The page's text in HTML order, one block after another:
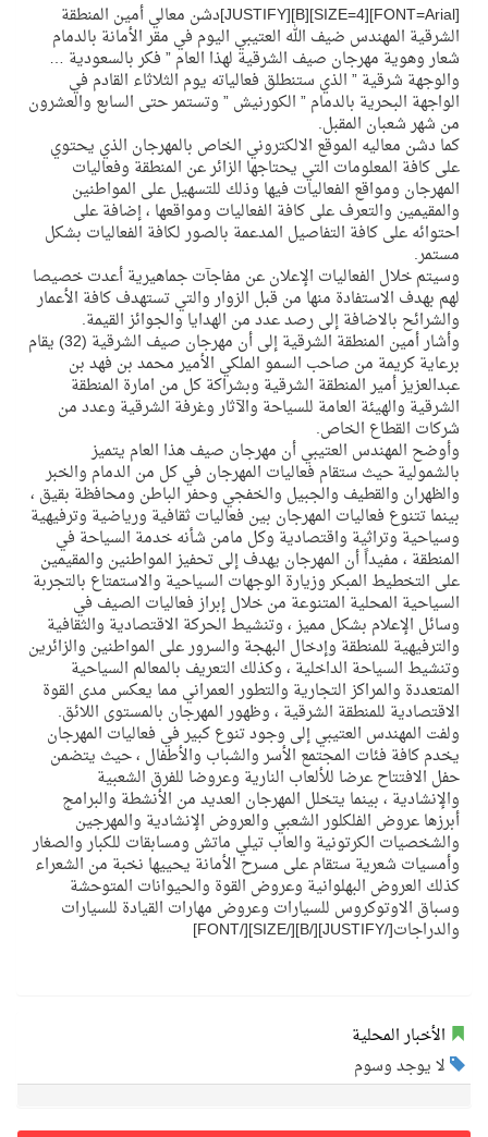
كأس العالم للرياضات الإلكترونية: فريق Karmine Corp الفرنسي بطلًا لبطولة Rocket League
[FONT=Arial][SIZE=4][B][JUSTIFY]دشن معالي أمين المنطقة
الشرقية المهندس ضيف الله العتيبي اليوم في مقر الأمانة بالدمام
شعار وهوية مهرجان صيف الشرقية لهذا العام ” فكر بالسعودية …
والوجهة شرقية ” الذي ستنطلق فعالياته يوم الثلاثاء القادم في
الواجهة البحرية بالدمام ” الكورنيش ” وتستمر حتى السابع والعشرون
من شهر شعبان المقبل.
كما دشن معاليه الموقع الالكتروني الخاص بالمهرجان الذي يحتوي
على كافة المعلومات التي يحتاجها الزائر عن المنطقة وفعاليات
المهرجان ومواقع الفعاليات فيها وذلك للتسهيل على المواطنين
والمقيمين والتعرف على كافة الفعاليات ومواقعها ، إضافة على
احتوائه على كافة التفاصيل المدعمة بالصور لكافة الفعاليات بشكل
مستمر.
وسيتم خلال الفعاليات الإعلان عن مفاجآت جماهيرية أعدت خصيصا
لهم بهدف الاستفادة منها من قبل الزوار والتي تستهدف كافة الأعمار
والشرائح بالاضافة إلى رصد عدد من الهدايا والجوائز القيمة.
وأشار أمين المنطقة الشرقية إلى أن مهرجان صيف الشرقية (32) يقام
برعاية كريمة من صاحب السمو الملكي الأمير محمد بن فهد بن
عبدالعزيز أمير المنطقة الشرقية وبشراكة كل من امارة المنطقة
الشرقية والهيئة العامة للسياحة والآثار وغرفة الشرقية وعدد من
شركات القطاع الخاص.
وأوضح المهندس العتيبي أن مهرجان صيف هذا العام يتميز
بالشمولية حيث ستقام فعاليات المهرجان في كل من الدمام والخبر
والظهران والقطيف والجبيل والخفجي وحفر الباطن ومحافظة بقيق ،
بينما تتنوع فعاليات المهرجان بين فعاليات ثقافية ورياضية وترفيهية
وسياحية وتراثية واقتصادية وكل مامن شأنه خدمة السياحة في
المنطقة ، مفيداً أن المهرجان يهدف إلى تحفيز المواطنين والمقيمين
على التخطيط المبكر وزيارة الوجهات السياحية والاستمتاع بالتجربة
السياحية المحلية المتنوعة من خلال إبراز فعاليات الصيف في
وسائل الإعلام بشكل مميز ، وتنشيط الحركة الاقتصادية والثقافية
والترفيهية للمنطقة وإدخال البهجة والسرور على المواطنين والزائرين
وتنشيط السياحة الداخلية ، وكذلك التعريف بالمعالم السياحية
المتعددة والمراكز التجارية والتطور العمراني مما يعكس مدى القوة
الاقتصادية للمنطقة الشرقية ، وظهور المهرجان بالمستوى اللائق.
ولفت المهندس العتيبي إلى وجود تنوع كبير في فعاليات المهرجان
يخدم كافة فئات المجتمع الأسر والشباب والأطفال ، حيث يتضمن
حفل الافتتاح عرضا للألعاب النارية وعروضا للفرق الشعبية
والإنشادية ، بينما يتخلل المهرجان العديد من الأنشطة والبرامج
أبرزها عروض الفلكلور الشعبي والعروض الإنشادية والمهرجين
والشخصيات الكرتونية والعاب تيلي ماتش ومسابقات للكبار والصغار
وأمسيات شعرية ستقام على مسرح الأمانة يحييها نخبة من الشعراء
كذلك العروض البهلوانية وعروض القوة والحيوانات المتوحشة
وسباق الاوتوكروس للسيارات وعروض مهارات القيادة للسيارات
والدراجات[/JUSTIFY][/B][/SIZE][/FONT]
الأخبار المحلية
لا يوجد وسوم